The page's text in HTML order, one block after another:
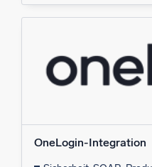
OneLogin-Integration